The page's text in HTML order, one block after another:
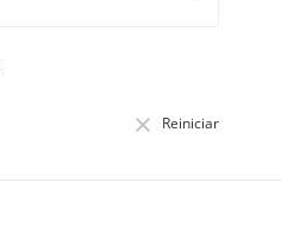
Reiniciar